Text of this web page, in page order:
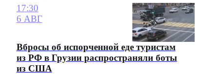
17:30
6 АВГ
Вбросы об испорченной еде туристам
из РФ в Грузии распространяли боты
из США